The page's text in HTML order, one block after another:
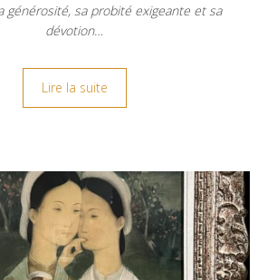
générosité, sa probité exigeante et sa
dévotion…
Lire la suite